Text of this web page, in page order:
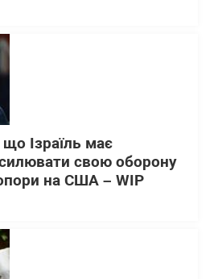
що Ізраїль має
свою оборону
на США – WІP